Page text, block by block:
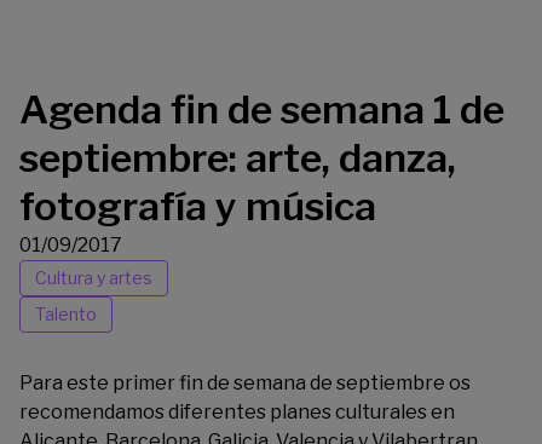
Agenda fin de semana 1 de
septiembre: arte, danza,
fotografía y música
01/09/2017
Cultura y artes
Talento
Para este primer fin de semana de septiembre os
recomendamos diferentes planes culturales en